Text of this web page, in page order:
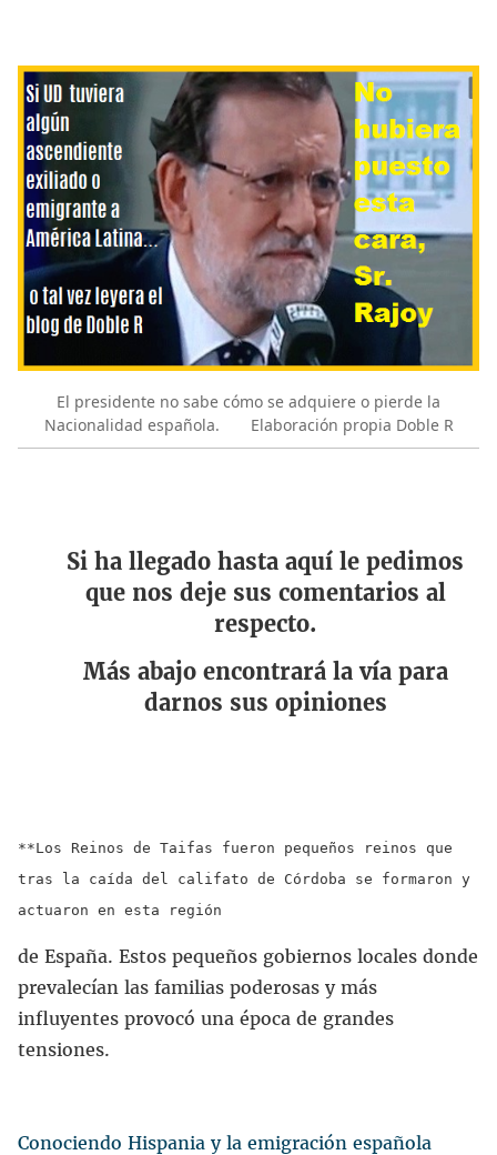
El presidente no sabe cómo se adquiere o pierde la
Nacionalidad española. Elaboración propia Doble R
Si ha llegado hasta aquí le pedimos
que nos deje sus comentarios al
respecto.
Más abajo encontrará la vía para
darnos sus opiniones
**Los Reinos de Taifas fueron pequeños reinos que
tras la caída del califato de Córdoba se formaron y
actuaron en esta región
de España. Estos pequeños gobiernos locales donde
prevalecían las familias poderosas y más
influyentes provocó una época de grandes
tensiones.
Conociendo Hispania y la emigración española